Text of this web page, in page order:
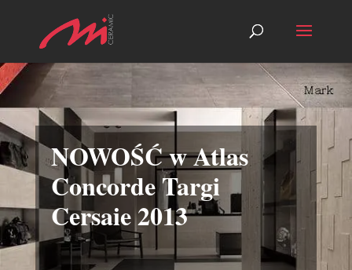
NOWOŚĆ w Atlas
Concorde Targi
Cersaie 2013